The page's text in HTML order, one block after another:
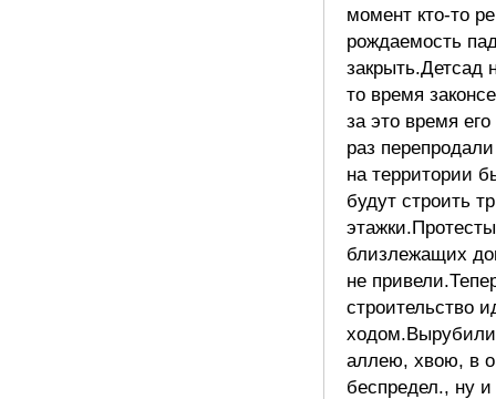
момент кто-то
рождаемость
закрыть.Детсад
то время
за это время его
раз
на территории
будут строить
близлежащих
не
строительство
аллею, хвою, в
беспредел., ну